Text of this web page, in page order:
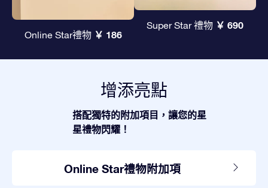
Online Star禮物 ￥ 186
Super Star 禮物 ￥ 690
增添亮點
搭配獨特的附加項目，讓您的星
星禮物閃耀！
Online Star禮物附加項